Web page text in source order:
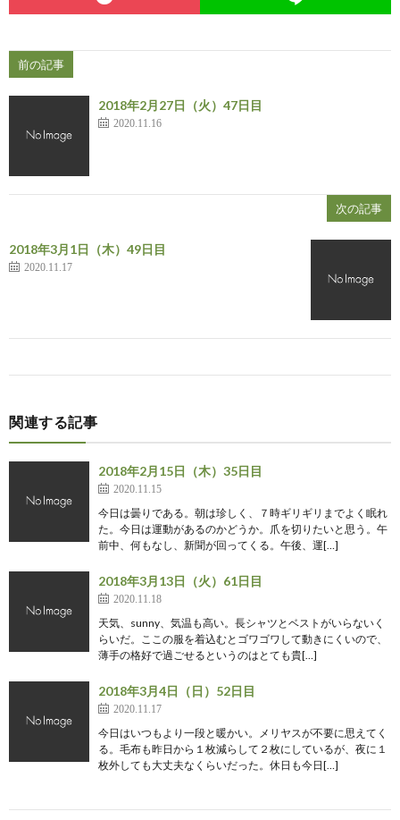
前の記事
2018年2月27日（火）47日目
2020.11.16
次の記事
2018年3月1日（木）49日目
2020.11.17
関連する記事
2018年2月15日（木）35日目
2020.11.15
今日は曇りである。朝は珍しく、７時ギリギリまでよく眠れ
た。今日は運動があるのかどうか。爪を切りたいと思う。午
前中、何もなし、新聞が回ってくる。午後、運[…]
2018年3月13日（火）61日目
2020.11.18
天気、sunny、気温も高い。長シャツとベストがいらないく
らいだ。ここの服を着込むとゴワゴワして動きにくいので、
薄手の格好で過ごせるというのはとても貴[…]
2018年3月4日（日）52日目
2020.11.17
今日はいつもより一段と暖かい。メリヤスが不要に思えてく
る。毛布も昨日から１枚減らして２枚にしているが、夜に１
枚外しても大丈夫なくらいだった。休日も今日[…]